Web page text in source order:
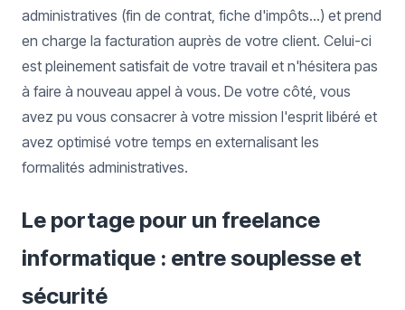
administratives (fin de contrat, fiche d'impôts...) et prend
en charge la facturation auprès de votre client. Celui-ci
est pleinement satisfait de votre travail et n'hésitera pas
à faire à nouveau appel à vous. De votre côté, vous
avez pu vous consacrer à votre mission l'esprit libéré et
avez optimisé votre temps en externalisant les
formalités administratives.
Le portage pour un freelance
informatique : entre souplesse et
sécurité